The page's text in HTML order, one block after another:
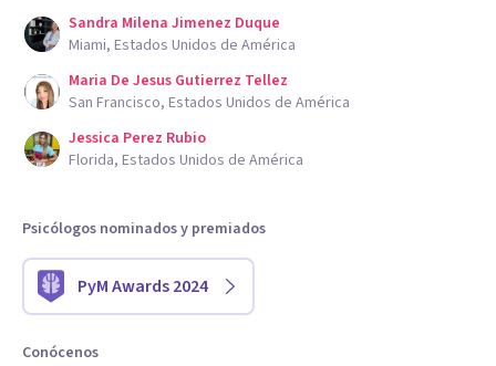
Sandra Milena Jimenez Duque
Miami, Estados Unidos de América
Maria De Jesus Gutierrez Tellez
San Francisco, Estados Unidos de América
Jessica Perez Rubio
Florida, Estados Unidos de América
Psicólogos nominados y premiados
PyM Awards 2024
Conócenos